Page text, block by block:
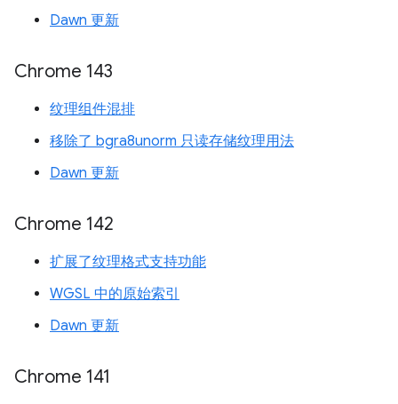
Dawn 更新
Chrome 143
纹理组件混排
移除了 bgra8unorm 只读存储纹理用法
Dawn 更新
Chrome 142
扩展了纹理格式支持功能
WGSL 中的原始索引
Dawn 更新
Chrome 141